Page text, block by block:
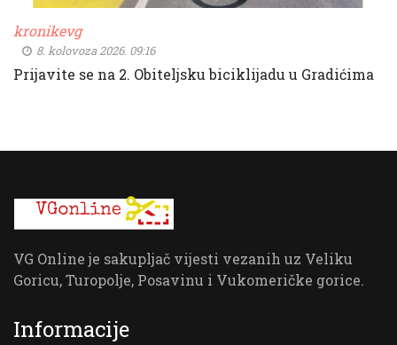
kronikevg
8. kolovoza 2026. 09:16
Prijavite se na 2. Obiteljsku biciklijadu u Gradićima
VG Online je sakupljač vijesti vezanih uz Veliku
Goricu, Turopolje, Posavinu i Vukomeričke gorice.
Informacije